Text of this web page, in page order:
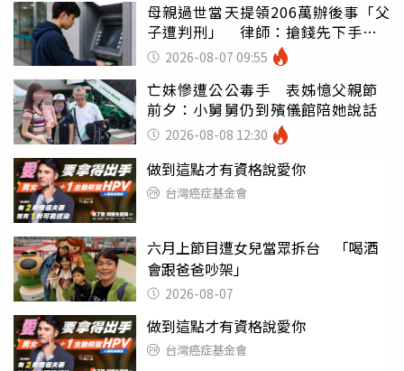
母親過世當天提領206萬辦後事「父
子遭判刑」 律師：搶錢先下手是
罪 2026-08-07 09:55
亡妹慘遭公公毒手 表姊憶父親節
前夕：小舅舅仍到殯儀館陪她說話
2026-08-08 12:30
做到這點才有資格說愛你
台灣癌症基金會
六月上節目遭女兒當眾拆台 「喝酒
會跟爸爸吵架」
2026-08-07
做到這點才有資格說愛你
台灣癌症基金會